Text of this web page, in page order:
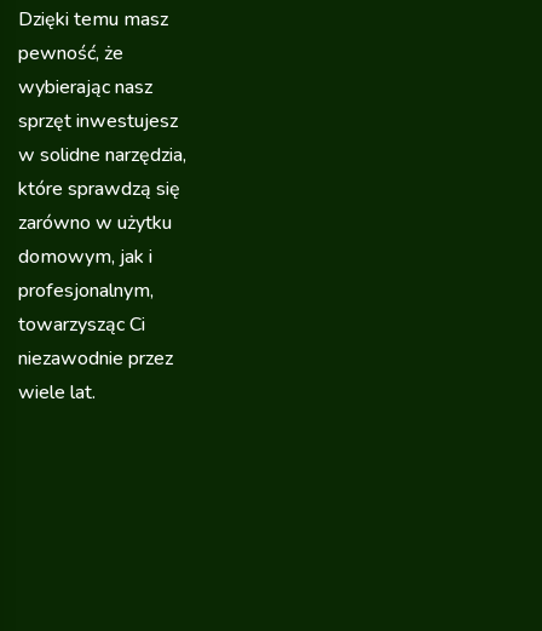
Dzięki temu masz
pewność, że
wybierając nasz
sprzęt inwestujesz
w solidne narzędzia,
które sprawdzą się
zarówno w użytku
domowym, jak i
profesjonalnym,
towarzysząc Ci
niezawodnie przez
wiele lat.